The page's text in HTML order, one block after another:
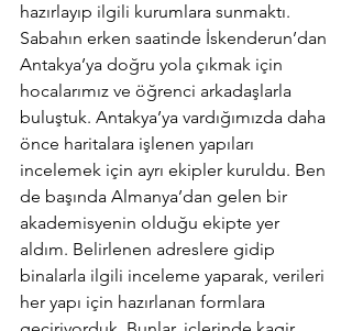
hazırlayıp ilgili kurumlara sunmaktı.
Sabahın erken saatinde İskenderun’dan
Antakya’ya doğru yola çıkmak için
hocalarımız ve öğrenci arkadaşlarla
buluştuk. Antakya’ya vardığımızda daha
önce haritalara işlenen yapıları
incelemek için ayrı ekipler kuruldu. Ben
de başında Almanya’dan gelen bir
akademisyenin olduğu ekipte yer
aldım. Belirlenen adreslere gidip
binalarla ilgili inceleme yaparak, verileri
her yapı için hazırlanan formlara